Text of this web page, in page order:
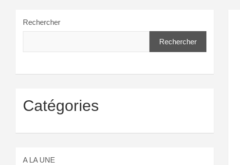
Rechercher
Rechercher
Catégories
A LA UNE